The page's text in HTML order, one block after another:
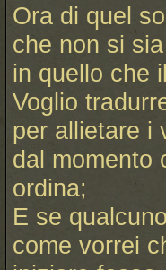
Ora di quel
che non si
in quello che
Voglio
per allietare i
dal momento
ordina;
E se
come vorrei